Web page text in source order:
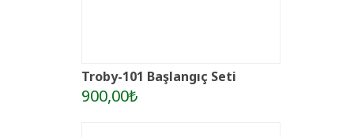
Troby-101 Başlangıç Seti
900,00₺